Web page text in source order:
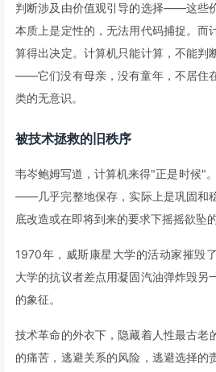
判断涉及由价值观引导的选择——这些
本质上是定性的，无法用代码捕捉。而
算得出决定。计算机只能计算，不能判
——它们没有母亲，没有童年，不居住
类的无意识。
被技术拯救的旧秩序
韦岑鲍姆写道，计算机来得"正是时候"
——几乎完整地保存，实际上是巩固和
底改造或在即将到来的要求下摇摇欲坠
1970年，威斯康星大学的活动家摧毁
大学的抗议者差点用凝固汽油弹炸毁另
的象征。
技术革命的外衣下，隐藏着人性最古
的痛苦，逃避关系的风险，逃避选择的